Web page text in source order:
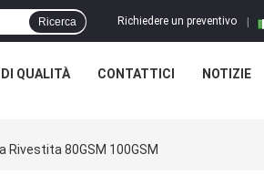
Richiedere un preventivo
Ricerca
QUALITÀ CONTATTICI NOTIZIE
Rivestita 80GSM 100GSM